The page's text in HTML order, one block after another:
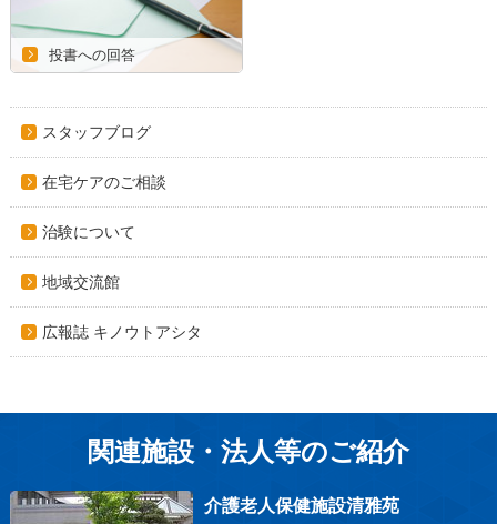
投書への回答
スタッフブログ
在宅ケアのご相談
治験について
地域交流館
広報誌 キノウトアシタ
関連施設・法人等のご紹介
介護老人保健施設清雅苑